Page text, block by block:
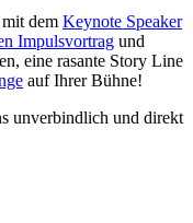
dem Keynote Speaker
Impulsvortrag und
eine rasante Story Line
auf Ihrer Bühne!
unverbindlich und direkt